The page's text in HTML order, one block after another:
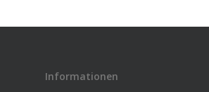
Informationen